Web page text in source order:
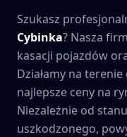
Szukasz
Cybinka? Nasza
kasacji pojazdów
Działamy na terenie
najlepsze ceny na
Niezależnie od
uszkodzonego,